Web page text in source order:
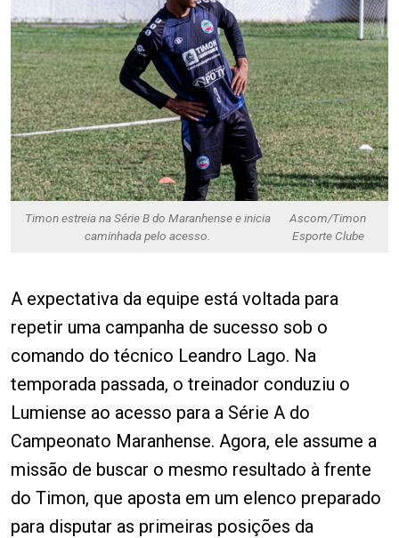
Timon estreia na Série B do Maranhense e inicia
caminhada pelo acesso.
Ascom/Timon
Esporte Clube
A expectativa da equipe está voltada para
repetir uma campanha de sucesso sob o
comando do técnico Leandro Lago. Na
temporada passada, o treinador conduziu o
Lumiense ao acesso para a Série A do
Campeonato Maranhense. Agora, ele assume a
missão de buscar o mesmo resultado à frente
do Timon, que aposta em um elenco preparado
para disputar as primeiras posições da